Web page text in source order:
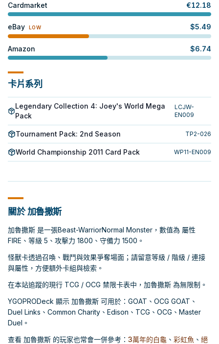
Cardmarket €12.18
eBay LOW $5.49
Amazon $6.74
卡片系列
Legendary Collection 4: Joey's World Mega
Pack
LCJW-
EN009
Tournament Pack: 2nd Season TP2-026
World Championship 2011 Card Pack WP11-EN009
關於 加魯撒斯
加魯撒斯 是一張Beast-WarriorNormal Monster，數值為 屬性
FIRE、等級 5、攻擊力 1800、守備力 1500。
怪獸卡透過召喚、戰鬥與效果爭奪場面；請留意等級 / 階級 / 連接
與屬性，方便額外卡組與檢索。
在本站追蹤的現行 TCG / OCG 禁限卡表中，加魯撒斯 為無限制。
YGOPRODeck 顯示 加魯撒斯 可用於：GOAT、OCG GOAT、
Duel Links、Common Charity、Edison、TCG、OCG、Master
Duel。
查看 加魯撒斯 的玩家也常會一併參考： 3萬年的白龜 、 彩虹魚 、 絕